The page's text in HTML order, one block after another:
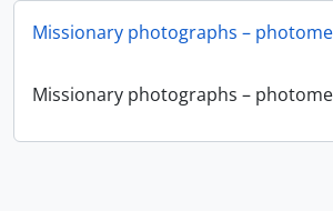
Missionary photographs –
Missionary photographs –